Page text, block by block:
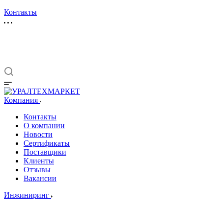
Контакты
Компания
Контакты
О компании
Новости
Сертификаты
Поставщики
Клиенты
Отзывы
Вакансии
Инжиниринг